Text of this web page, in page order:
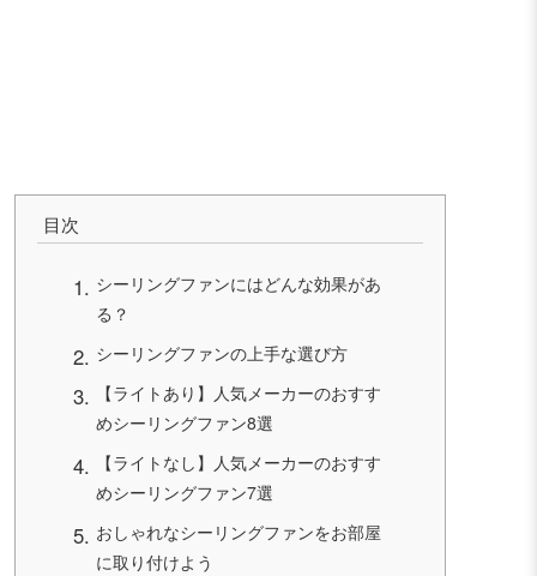
目次
シーリングファンにはどんな効果があ
る？
シーリングファンの上手な選び方
【ライトあり】人気メーカーのおすす
めシーリングファン8選
【ライトなし】人気メーカーのおすす
めシーリングファン7選
おしゃれなシーリングファンをお部屋
に取り付けよう